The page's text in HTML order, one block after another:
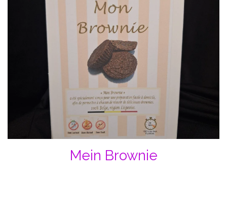
Mein Brownie